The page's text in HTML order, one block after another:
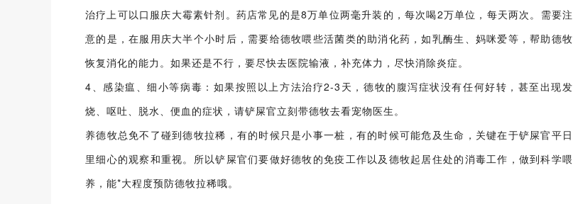
治疗上可以口服庆大霉素针剂。药店常见的是8万单位两毫升装的，每次喝2万单位，每天两次。需要注
意的是，在服用庆大半个小时后，需要给德牧喂些活菌类的助消化药，如乳酶生、妈咪爱等，帮助德牧
恢复消化的能力。如果还是不行，要尽快去医院输液，补充体力，尽快消除炎症。
4、感染瘟、细小等病毒：如果按照以上方法治疗2-3天，德牧的腹泻症状没有任何好转，甚至出现发
烧、呕吐、脱水、便血的症状，请铲屎官立刻带德牧去看宠物医生。
养德牧总免不了碰到德牧拉稀，有的时候只是小事一桩，有的时候可能危及生命，关键在于铲屎官平日
里细心的观察和重视。所以铲屎官们要做好德牧的免疫工作以及德牧起居住处的消毒工作，做到科学喂
养，能*大程度预防德牧拉稀哦。